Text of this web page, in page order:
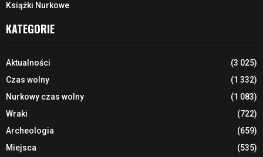
Książki Nurkowe
KATEGORIE
Aktualności
(3 025)
Czas wolny
(1 332)
Nurkowy czas wolny
(1 083)
Wraki
(722)
Archeologia
(659)
Miejsca
(535)